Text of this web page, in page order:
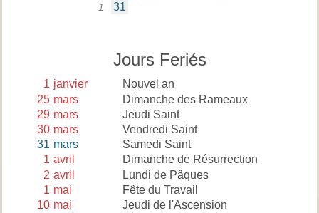
1 31
Jours Feriés
1 janvier
Nouvel an
25 mars
Dimanche des Rameaux
29 mars
Jeudi Saint
30 mars
Vendredi Saint
31 mars
Samedi Saint
1 avril
Dimanche de Résurrection
2 avril
Lundi de Pâques
1 mai
Fête du Travail
10 mai
Jeudi de l'Ascension